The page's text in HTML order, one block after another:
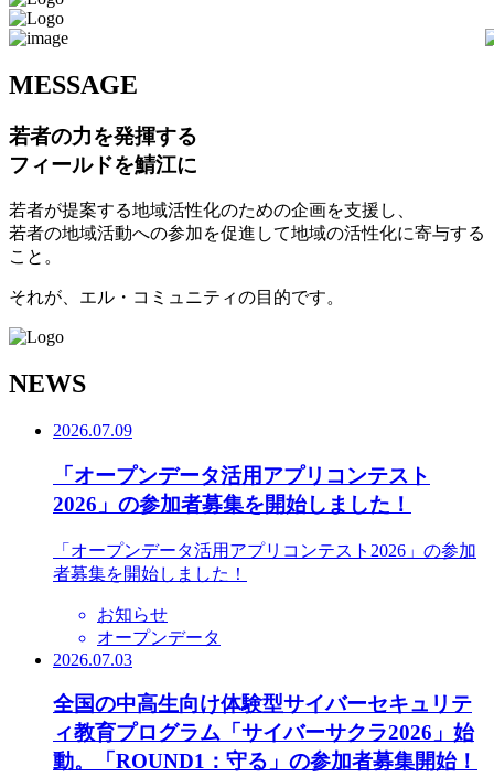
MESSAGE
若者の力を発揮する
フィールドを鯖江に
若者が提案する地域活性化のための企画を支援し、
若者の地域活動への参加を促進して地域の活性化に寄与する
こと。
それが、エル・コミュニティの目的です。
NEWS
2026.07.09
「オープンデータ活用アプリコンテスト
2026」の参加者募集を開始しました！
「オープンデータ活用アプリコンテスト2026」の参加
者募集を開始しました！
お知らせ
オープンデータ
2026.07.03
全国の中高生向け体験型サイバーセキュリテ
ィ教育プログラム「サイバーサクラ2026」始
動。「ROUND1：守る」の参加者募集開始！